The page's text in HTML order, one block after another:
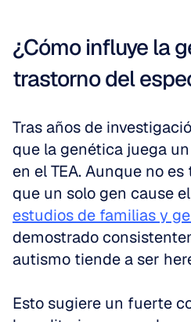
¿Cómo influye la
trastorno del
Tras años de
que la genética juega
en el TEA. Aunque no
estudios de familias y
demostrado
autismo tiende a ser
Esto sugiere un fuerte